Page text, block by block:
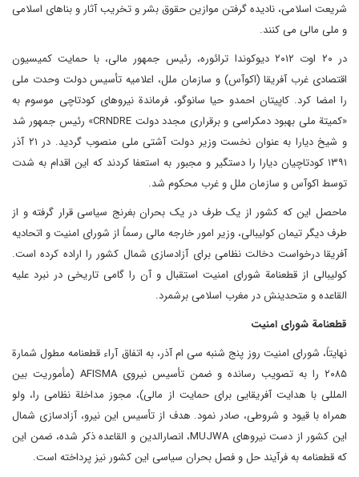
شریعت اسلامی، نادیده گرفتن موازین حقوق بشر و تخریب آثار و بناهای اسلامی
و ملی مالی می کنند.
در ۲۰ اوت ۲۰۱۲ دیوکوندا ترائوره، رئیس جمهور مالی، با حمایت کمیسیون
اقتصادی غرب آفریقا (اکوآس) و سازمان ملل، اعلامیه تأسیس دولت وحدت ملی
را امضا کرد. کاپیتان احمدو حیا سانوگو، فرماندة نیروهای کودتاچی موسوم به
«کمیتة ملی بهبود دمکراسی و برقراری مجدد دولت CRNDRE» رئیس جمهور شد
و شیخ دیارا به عنوان نخست وزیر دولت آشتی ملی منصوب گردید. در ۲۱ آذر
۱۳۹۱ کودتاچیان دیارا را دستگیر و مجبور به استعفا کردند که این اقدام به شدت
توسط اکوآس و سازمان ملل و غرب محکوم شد.
ماحصل این که کشور از یک طرف در یک بحران بغرنج سیاسی قرار گرفته و از
طرف دیگر تیمان کولیبالی، وزیر امور خارجه مالی رسماً از شورای امنیت و اتحادیه
آفریقا درخواست دخالت نظامی برای آزادسازی شمال کشور را اراده کرده است.
کولیبالی از قطعنامة شورای امنیت استقبال و آن را گامی تاریخی در نبرد علیه
القاعده و متحدینش در مغرب اسلامی برشمرد.
قطعنامة شورای امنیت
نهایتاً، شورای امنیت روز پنج شنبه سی ام آذر، به اتفاق آراء قطعنامه مطول شمارة
۲۰۸۵ را به تصویب رسانده و ضمن تأسیس نیروی
AFISMA (مأموریت بین
المللی با هدایت آفریقایی برای حمایت از مالی)، مجوز مداخلة نظامی را، ولو
همراه با قیود و شروطی، صادر نمود. هدف از تأسیس این نیرو، آزادسازی شمال
این کشور از دست نیروهایMUJWA، انصارالدین و القاعده ذکر شده، ضمن این
که قطعنامه به فرآیند حل و فصل بحران سیاسی این کشور نیز پرداخته است.